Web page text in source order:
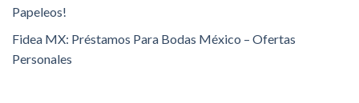
Papeleos!
Fidea MX: Préstamos Para Bodas México – Ofertas
Personales